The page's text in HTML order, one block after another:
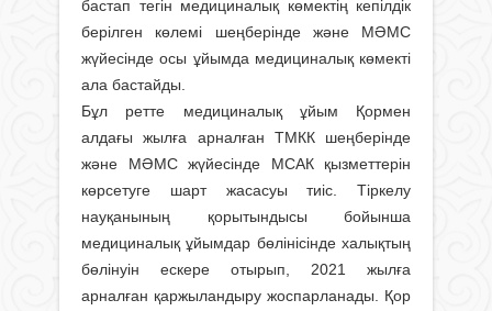
бастап тегін медициналық көмектің кепілдік
берілген көлемі шеңберінде және МӘМС
жүйесінде осы ұйымда медициналық көмекті
ала бастайды.
Бұл ретте медициналық ұйым Қормен
алдағы жылға арналған ТМКК шеңберінде
және МӘМС жүйесінде МСАК қызметтерін
көрсетуге шарт жасасуы тиіс. Тіркелу
науқанының қорытындысы бойынша
медициналық ұйымдар бөлінісінде халықтың
бөлінуін ескере отырып, 2021 жылға
арналған қаржыландыру жоспарланады. Қор